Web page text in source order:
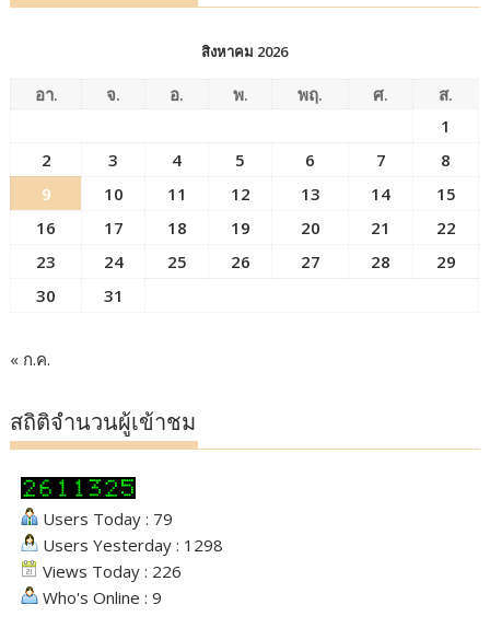
สิงหาคม 2026
อา. จ. อ. พ. พฤ. ศ.
ส.
1
2
3 4 5 6 7
8
9
10 11 12 13 14
15
16
17 18 19 20 21
22
23
24 25 26 27 28
29
30
31
« ก.ค.
สถิติจำนวนผู้เข้าชม
Users Today : 79
Users Yesterday : 1298
Views Today : 226
Who's Online : 9